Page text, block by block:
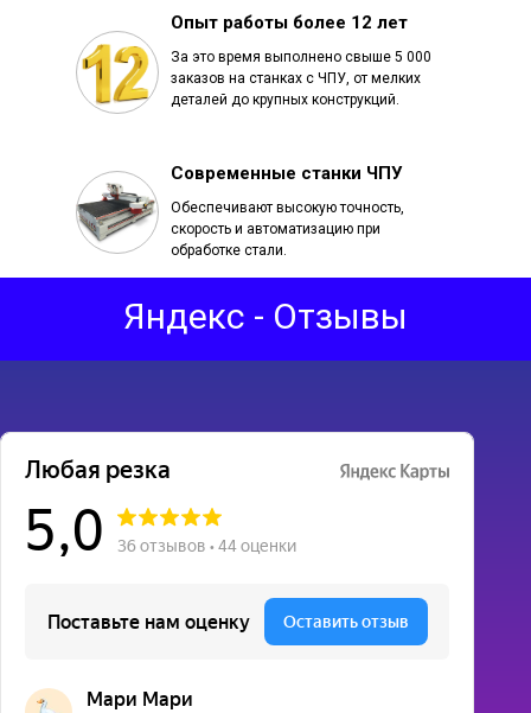
Опыт работы более 12 лет
За это время выполнено свыше 5 000
заказов на станках с ЧПУ, от мелких
деталей до крупных конструкций.
Современные станки ЧПУ
Обеспечивают высокую точность,
скорость и автоматизацию при
обработке стали.
Яндекс - Отзывы